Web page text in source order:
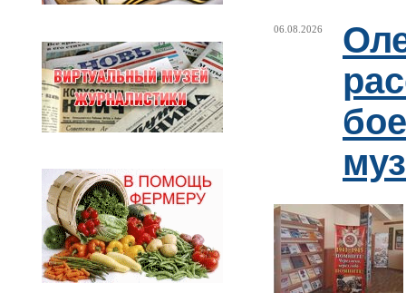
06.08.2026